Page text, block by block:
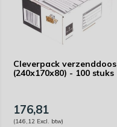
Cleverpack verzenddoos
(240x170x80) - 100 stuks
176,81
(146,12 Excl. btw)